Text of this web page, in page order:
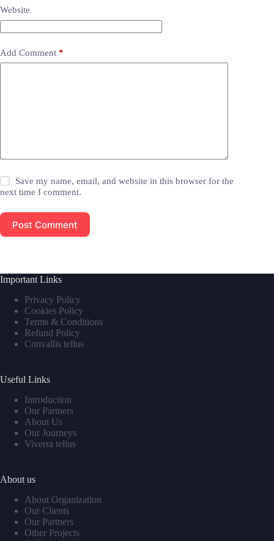
Website
Add Comment *
Save my name, email, and website in this browser for the
next time I comment.
Post Comment
Important Links
Privacy Policy
Cookies Policy
Terms & Conditions
Refund Policy
Convallis tellus
Useful Links
Introduction
Our Partners
About Us
Our Journeys
Viverra tellus
About us
About Organization
Our Clients
Our Partners
Other Projects